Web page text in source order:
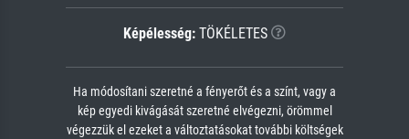
Képélesség: TÖKÉLETES
Ha módosítani szeretné a fényerőt és a színt, vagy a
kép egyedi kivágását szeretné elvégezni, örömmel
végezzük el ezeket a változtatásokat további költségek